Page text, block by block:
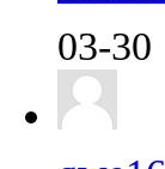
03-30